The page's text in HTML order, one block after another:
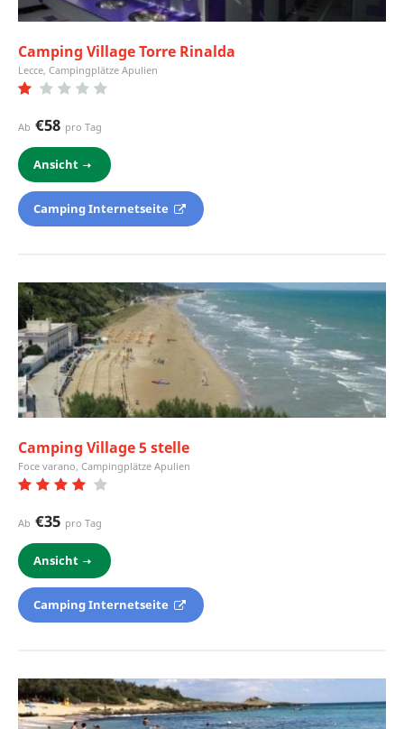
Camping Village Torre Rinalda
Lecce, Campingplätze Apulien
Ab €58 pro Tag
Ansicht
Camping Internetseite
Camping Village 5 stelle
Foce varano, Campingplätze Apulien
Ab €35 pro Tag
Ansicht
Camping Internetseite